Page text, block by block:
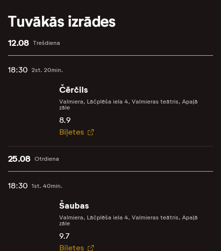
Tuvākās izrādes
Trešdiena
12.08
18:30 2st. 20min.
Čērčils
Valmiera, Lāčplēša iela 4, Valmieras teātris, Apaļā
zāle
8.9
Biļetes
Otrdiena
25.08
18:30 1st. 40min.
Šaubas
Valmiera, Lāčplēša iela 4, Valmieras teātris, Apaļā
zāle
9.7
Biļetes